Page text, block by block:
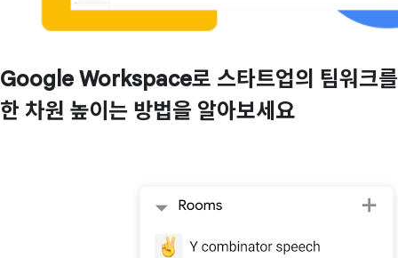
Google Workspace로 스타트업의 팀워크를
한 차원 높이는 방법을 알아보세요